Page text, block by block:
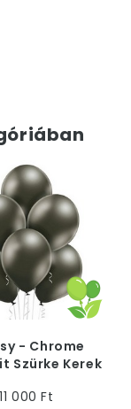
- Chrome
Szürke Kerek
db
11 000 Ft